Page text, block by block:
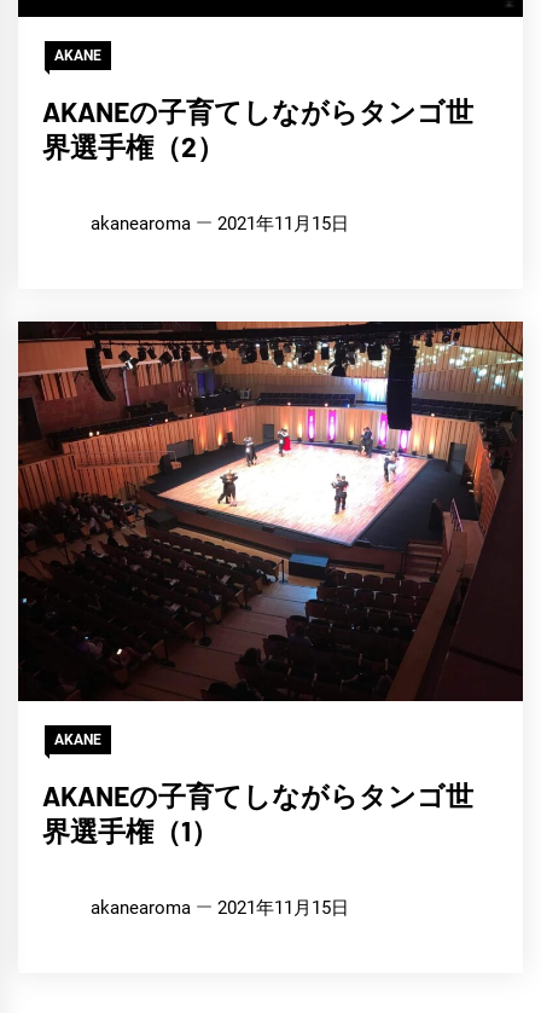
AKANE
AKANEの子育てしながらタンゴ世
界選手権（2）
akanearoma 2021年11月15日
AKANE
AKANEの子育てしながらタンゴ世
界選手権（1）
akanearoma 2021年11月15日